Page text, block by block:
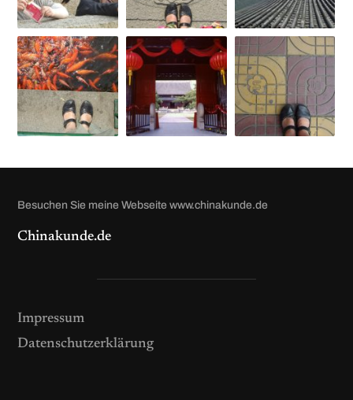
Besuchen Sie meine Webseite www.chinakunde.de
Chinakunde.de
Impressum
Datenschutzerklärung